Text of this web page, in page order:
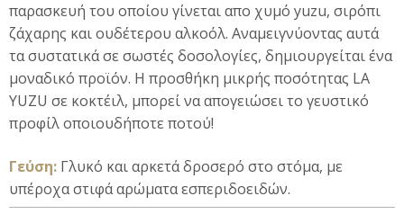
παρασκευή του οποίου γίνεται απο χυμό yuzu, σιρόπι
ζάχαρης και ουδέτερου αλκοόλ. Αναμειγνύοντας αυτά
τα συστατικά σε σωστές δοσολογίες, δημιουργείται ένα
μοναδικό προϊόν. Η προσθήκη μικρής ποσότητας LA
YUZU σε κοκτέιλ, μπορεί να απογειώσει το γευστικό
προφίλ οποιουδήποτε ποτού!
Γεύση: Γλυκό και αρκετά δροσερό στο στόμα, με
υπέροχα στιφά αρώματα εσπεριδοειδών.